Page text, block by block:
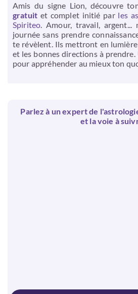
Amis du signe Lion, découvre
gratuit et complet initié par les
Spiriteo. Amour, travail, argent...
journée sans prendre
te révèlent. Ils mettront en
et les bonnes directions à
pour appréhender au mieux ton
Parlez à un expert de
et la voie à